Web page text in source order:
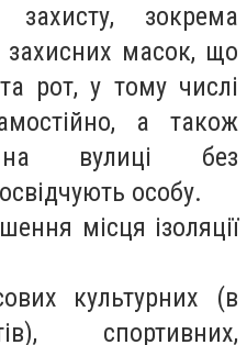
захисту, зокрема
захисних масок, що
рот, у тому числі
а також
на вулиці без
особу.
місця ізоляції
культурних (в
спортивних,